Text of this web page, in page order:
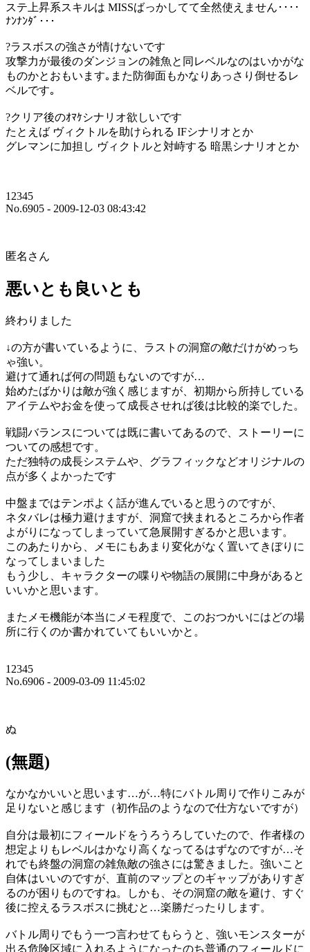
ステ上昇系スキルは MISSばっかしてて全然使えません････
ﾅﾝﾅﾝﾀﾞ･･･
?ラスボスの強さが情けないです
攻撃力が最後のダンジョンの雑魚と同レベルなのはいかがな
ものかとおもいます｡また防御面もかなりあっさり倒せるレ
ベルです｡
?クリア後のｵﾏｹシナリオ欲しいです
たとえば ヴィクトルを助けられる IFシナリオとか
グレマンに加担し ヴィクトルと対峙する 暗黒シナリオとか
12345
No.6905 - 2009-12-03 08:43:42
匿名さん
悪いとも良いとも
終わりました
↓の方が書いているように、ラストの洞窟の敵だけがめっち
ゃ強い。
避けて通れば何の問題もないのですが…
始めたばかりは敵が強く感じますが、初期から所持している
アイテムやお金を使って成長させれば後は比較的楽でした。
戦闘バランスについては既に書いてあるので、ストーリーに
ついての感想です。
ただ独特の成長システムや、グラフィックなどオリジナルの
点が多くよかったです
中盤まではテンポよく話が進んでいると思うのですが、
ネタバレは極力避けますが、洞窟で挟まれるところから作者
よがりになってしまっていて急展開すぎるかと思います。
このあたりから、メモにもあまり変化がなく置いてきぼりに
なってしまいました
もう少し、キャラクターの喋りや物語の展開に中身があると
いいかと思います。
またメモ機能が本当にメモ程度で、このおつかいにはどの場
所に行くのか書かれていてもいいかと。
12345
No.6906 - 2009-03-09 11:45:02
ぬ
(無題)
なかなかいいと思います…が…特にバトル周りで作りこみが
足りないと感じます（初作品のようなので仕方ないですが）
自分は最初にフィールドをうろうろしていたので、作者様の
想定よりもレベルはかなり高くなってるはずなのですが…そ
れでも終盤の洞窟の雑魚敵の強さには驚きました。強いこと
自体はいいのですが、直前のマップとのギャップがありすぎ
るのが困りものですね。しかも、その洞窟の敵を避け、すぐ
後に控えるラスボスに挑むと…楽勝だったりします。
バトル周りでもう一つ言わせてもらうと、強いモンスターが
出る危険区域に入れるようになったのち普通のフィールドに